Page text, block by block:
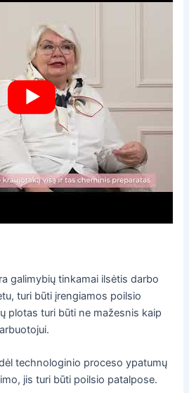
galimybių tinkamai ilsėtis darbo
turi būti įrengiamos poilsio
plotas turi būti ne mažesnis kaip
technologinio proceso ypatumų
jis turi būti poilsio patalpose.